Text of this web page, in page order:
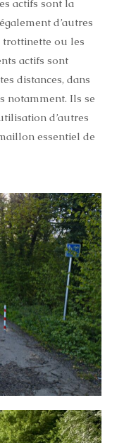
actifs sont la
d’autres
trottinette ou les
actifs sont
distances, dans
notamment. Ils se
d’autres
essentiel de